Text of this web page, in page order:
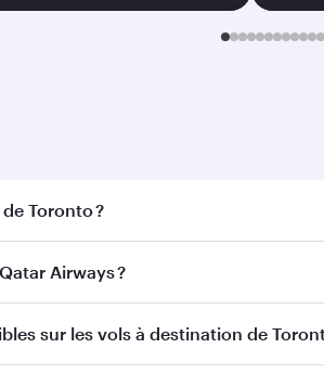
Toronto ?
Recherchez les vols depuis
Airways ?
Qatar Airways. Nous desservons
sur les vols à destination de